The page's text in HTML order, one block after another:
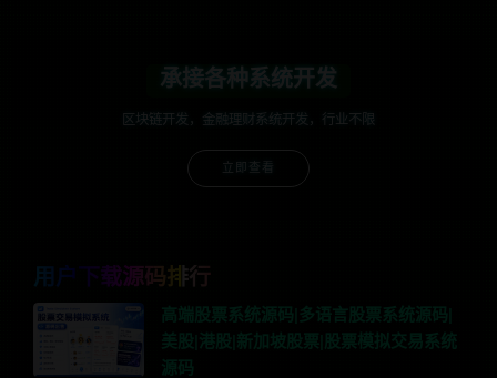
承接各种系统开发
区块链开发，金融理财系统开发，行业不限
立即查看
用户下载源码排行
高端股票系统源码|多语言股票系统源码|
美股|港股|新加坡股票|股票模拟交易系统
源码